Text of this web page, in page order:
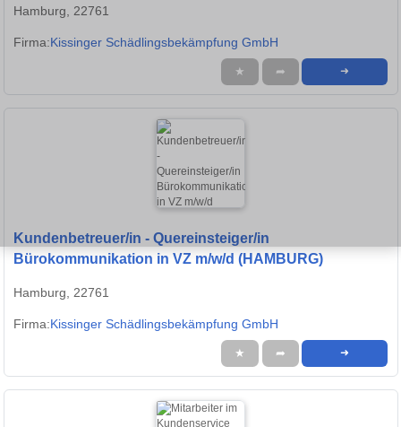
Hamburg, 22761
Firma:Kissinger Schädlingsbekämpfung GmbH
★ ➦ ➜
Kundenbetreuer/in - Quereinsteiger/in
Bürokommunikation in VZ m/w/d (HAMBURG)
Hamburg, 22761
Firma:Kissinger Schädlingsbekämpfung GmbH
★ ➦ ➜